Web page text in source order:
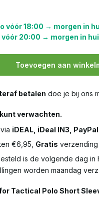
vóór 18:00 → morgen in
vóór 20:00 → morgen in
Toevoegen aan
betalen doe je bij ons
verwachten.
iDEAL, iDeal IN3, PayPal
€6,95, Gratis verzending
is de volgende dag in
worden maandag
Tactical Polo Short